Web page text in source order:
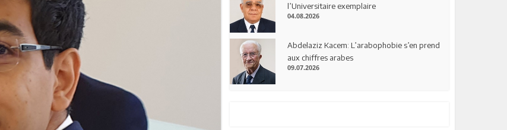
l’Universitaire exemplaire
04.08.2026
Abdelaziz Kacem: L’arabophobie s’en prend
aux chiffres arabes
09.07.2026